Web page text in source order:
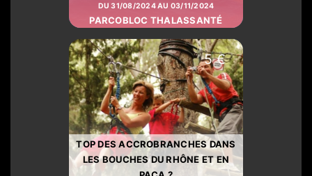
DU 31/08/2024 AU 03/11/2024
PARCOBLOC THALASSANTÉ
5 €
TOP DES ACCROBRANCHES DANS
LES BOUCHES DU RHÔNE ET EN